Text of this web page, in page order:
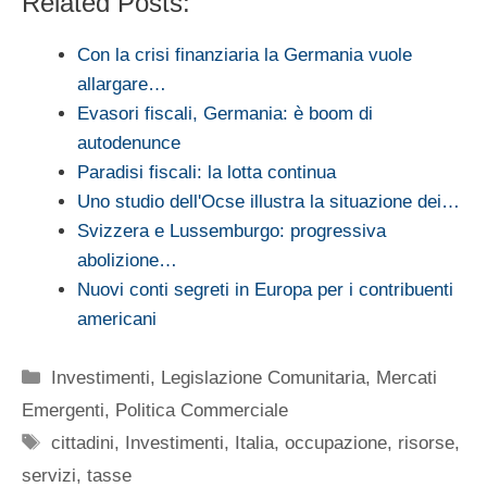
Con la crisi finanziaria la Germania vuole
allargare…
Evasori fiscali, Germania: è boom di
autodenunce
Paradisi fiscali: la lotta continua
Uno studio dell'Ocse illustra la situazione dei…
Svizzera e Lussemburgo: progressiva
abolizione…
Nuovi conti segreti in Europa per i contribuenti
americani
Categorie
Investimenti, Legislazione Comunitaria, Mercati
Emergenti, Politica Commerciale
Tag
cittadini, Investimenti, Italia,occupazione, risorse,
servizi, tasse